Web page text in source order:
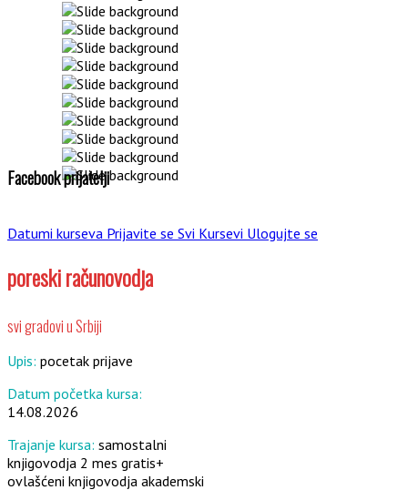
Facebook prijatelji
Datumi kurseva Prijavite se Svi Kursevi Ulogujte se
poreski računovodja
svi gradovi u Srbiji
Upis: pocetak prijave
Datum početka kursa:
14.08.2026
Trajanje kursa: samostalni
knjigovodja 2 mes gratis+
ovlašćeni knjigovodja akademski